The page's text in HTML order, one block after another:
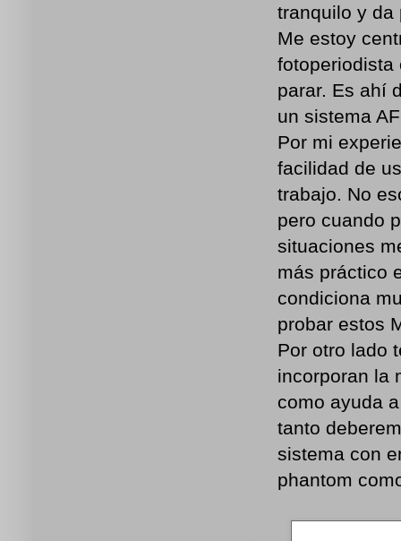
tranquilo y
Me estoy
fotoperiodista
parar. Es ahí
un sistema
Por mi
facilidad de
trabajo. No
pero cuando
situaciones
más práctico
condiciona
probar estos
Por otro lado
incorporan la
como ayuda
tanto
sistema con
phantom